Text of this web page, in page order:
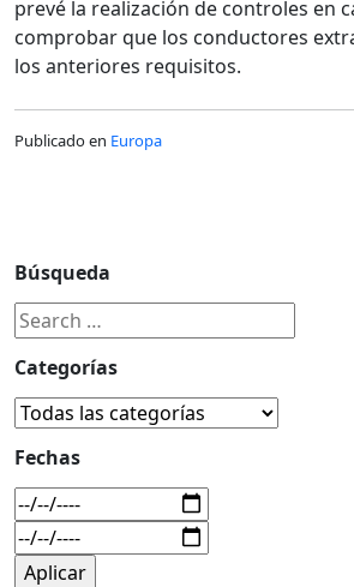
prevé la realización de controles en
comprobar que los conductores
los anteriores requisitos.
Publicado en Europa
Búsqueda
Categorías
Fechas